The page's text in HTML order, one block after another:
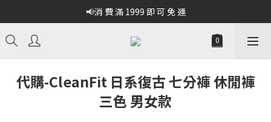
📢消 費 滿 1999 即 可 免 運
代購-CleanFit 日系復古 七分褲 休閒褲
三色 男女款